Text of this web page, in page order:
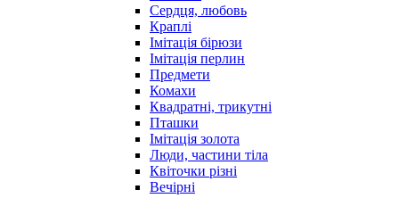
Сердця, любовь
Краплі
Імітація бірюзи
Імітація перлин
Предмети
Комахи
Квадратні, трикутні
Пташки
Імітація золота
Люди, частини тіла
Квіточки різні
Вечірні